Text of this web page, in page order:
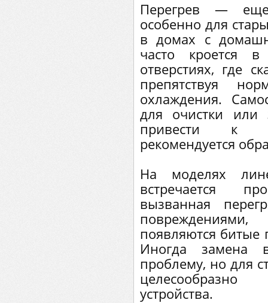
Перегрев —
особенно для
в домах с
часто кроется в
отверстиях, где
препятствуя
охлаждения.
для очистки или
привести к
рекомендуется
На моделях
встречается
вызванная
появляются битые
Иногда замена
проблему, но для
устройства.